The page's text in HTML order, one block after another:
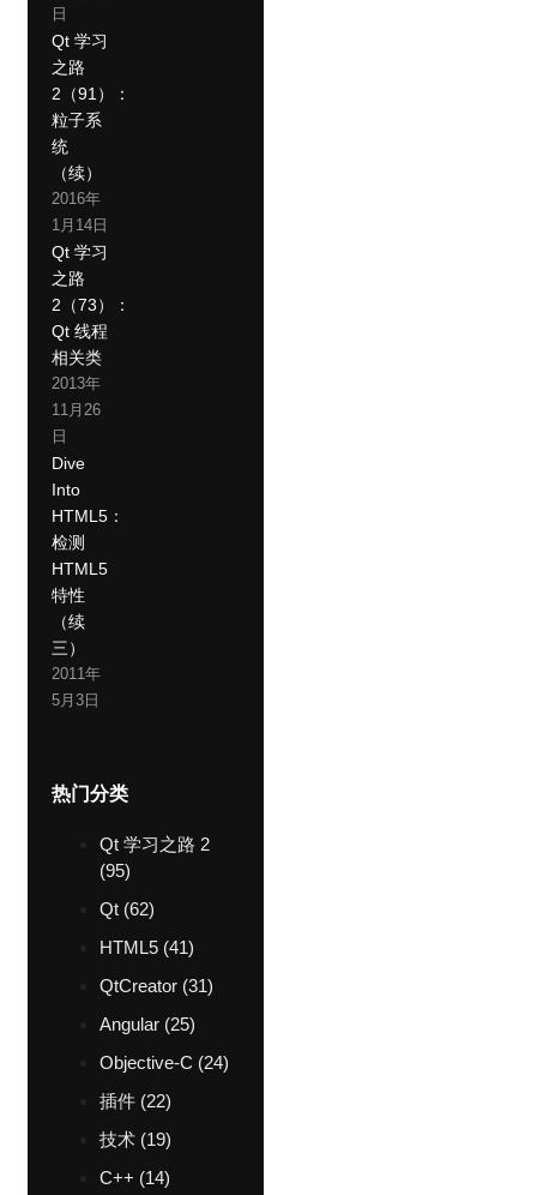
日
Qt 学习
之路
2（91）：
粒子系
统
（续）
2016年
1月14日
Qt 学习
之路
2（73）：
Qt 线程
相关类
2013年
11月26
日
Dive
Into
HTML5：
检测
HTML5
特性
（续
三）
2011年
5月3日
热门分类
Qt 学习之路 2
(95)
Qt (62)
HTML5 (41)
QtCreator (31)
Angular (25)
Objective-C (24)
插件 (22)
技术 (19)
C++ (14)